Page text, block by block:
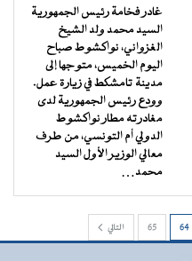
غادر فخامة رئيس الجمهورية
السيد محمد ولد الشيخ
الغزواني، نواكشوط صباح
اليوم الخميس، متوجها إلى
مدينة تامشكط في زيارة عمل.
وودع رئيس الجمهورية لدى
مغادرته مطار نواكشوط
الدولي أم التونسي، من طرف
معالي الوزير الأول السيد
محمد…
64
65 التالي